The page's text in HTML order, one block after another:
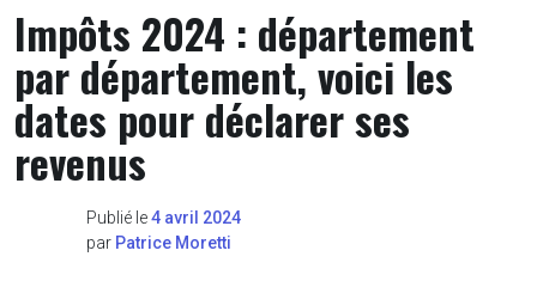
Impôts 2024 : département
par département, voici les
dates pour déclarer ses
revenus
Publié le4 avril 2024
par Patrice Moretti